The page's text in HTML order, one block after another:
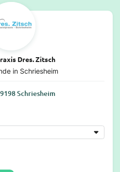
Dres. Zitsch
in Schriesheim
Schriesheim